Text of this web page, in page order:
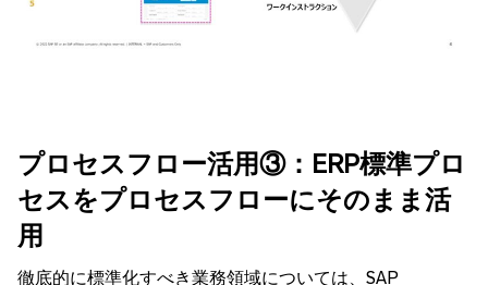
プロセスフロー活用③：ERP標準プロ
セスをプロセスフローにそのまま活
用
徹底的に標準化すべき業務領域については、SAP